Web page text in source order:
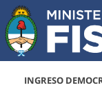
INGRESO